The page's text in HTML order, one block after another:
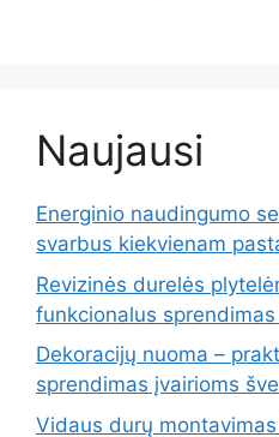
Naujausi
Energinio naudingumo
svarbus kiekvienam
Revizinės durelės
funkcionalus
Dekoracijų nuoma –
sprendimas įvairioms
Vidaus durų